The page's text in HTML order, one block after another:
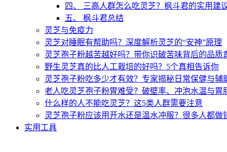
四、 三高人群怎么吃灵芝？枫斗君的实用建
五、 枫斗君总结
灵芝与免疫力
灵芝对睡眠有帮助吗？深度解析灵芝的“安神”原理
灵芝孢子粉越苦越好吗？带你识破苦味背后的品质
野生灵芝真的比人工栽培的好吗？5个真相告诉你
灵芝孢子粉吃多少才有效？专家揭秘日常保健与辅
老人吃灵芝孢子粉胃难受？破壁率、冲泡水温与胃
什么样的人不能吃灵芝？这5类人群需要注意
灵芝孢子粉应该用开水还是温水冲服？很多人都做
实用工具